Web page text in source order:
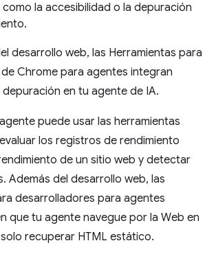
la accesibilidad o la depuración
desarrollo web, las Herramientas para
Chrome para agentes integran
en tu agente de IA.
puede usar las herramientas
los registros de rendimiento
de un sitio web y detectar
Además del desarrollo web, las
desarrolladores para agentes
que tu agente navegue por la Web en
recuperar HTML estático.